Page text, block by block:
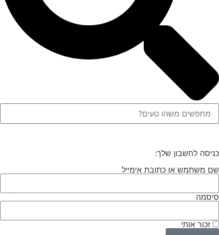
כניסה לחשבון שלך:
שם משתמש או כתובת אימייל
סיסמה
זכור אותי